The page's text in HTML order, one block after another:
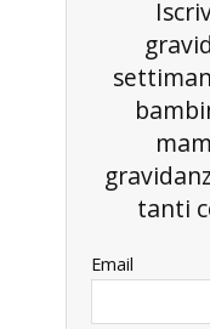
tanti
Email